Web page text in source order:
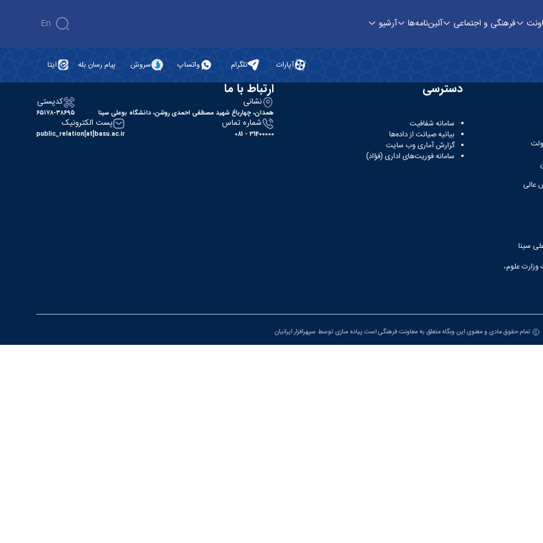
فرهنگی و اجتماعی آئین‌نامه‌ها آرشیو En
آپارات تلگرام واتساپ سروش پیام رسان بله ایتا
عالی
سینا
علوم،
دسترسی
سامانه شفافیت
بیانیه صیانت از داده‌ها
گزارش آماری وب‌ سایت
سامانه فوریت‌های اداری (فؤاد)
ارتباط با ما
نشانی
همدان، چهارباغ شهید مصطفی احمدی روشن، دانشگاه بوعلی سینا
کدپستی
۶۵۱۷۸-۳۸۶۹۵
شماره تماس
31400000 - 081
پست الکترونیک
public_relation[at]basu.ac.ir
تمام حقوق مادی و معنوی این وبگاه متعلق به معاونت فرهنگی است.پیاده سازی توسط سپهرافزار ایرانیان